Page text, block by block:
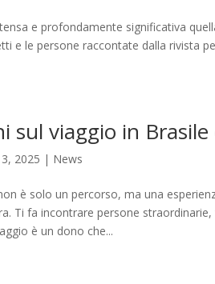
e profondamente significativa
e le persone raccontate dalla rivista
sul viaggio in
2025 | News
è solo un percorso, ma una
Ti fa incontrare persone
è un dono che...